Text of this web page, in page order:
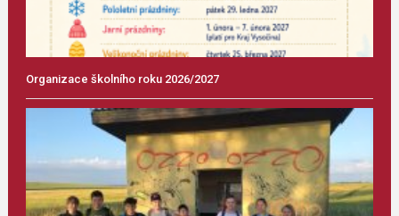
Organizace školního roku 2026/2027